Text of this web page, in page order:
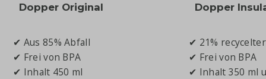
Dopper Original Dopper
✔ Aus 85% Abfall
✔ Frei von BPA
✔ Inhalt 450 ml
✔ 21%
✔ Frei von BPA
✔ Inhalt 350 ml